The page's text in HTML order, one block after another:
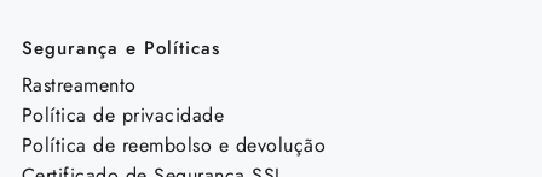
Segurança e Políticas
Rastreamento
Política de privacidade
Política de reembolso e devolução